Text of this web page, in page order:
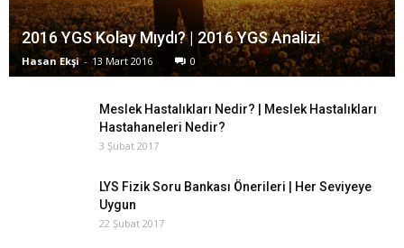
2016 YGS Kolay Mıydı? | 2016 YGS Analizi
Hasan Ekşi - 13 Mart 2016 0
Meslek Hastalıkları Nedir? | Meslek Hastalıkları
Hastahaneleri Nedir?
3 Şubat 2017
LYS Fizik Soru Bankası Önerileri | Her Seviyeye
Uygun
22 Şubat 2017